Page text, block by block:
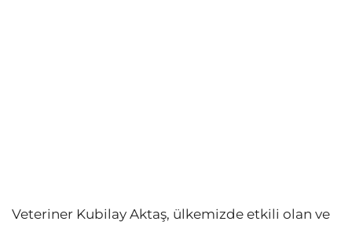
Veteriner Kubilay Aktaş, ülkemizde etkili olan ve